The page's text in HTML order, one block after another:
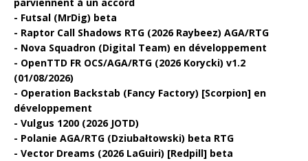
Futsal (MrDig) beta
Raptor Call Shadows RTG (2026 Raybeez) AGA/RTG
Nova Squadron (Digital Team) en développement
OpenTTD FR OCS/AGA/RTG (2026 Korycki) v1.2
(01/08/2026)
Operation Backstab (Fancy Factory) [Scorpion] en
développement
Vulgus 1200 (2026 JOTD)
Polanie AGA/RTG (Dziubałtowski) beta RTG
Vector Dreams (2026 LaGuiri) [Redpill] beta